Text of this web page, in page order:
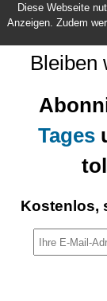
Bleiben
Tages
Kostenlos,
Diese Webseite
Anzeigen. Zudem